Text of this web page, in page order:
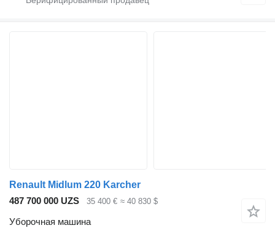
Renault Midlum 220 Karcher
487 700 000 UZS
35 400 € ≈ 40 830 $
Уборочная машина